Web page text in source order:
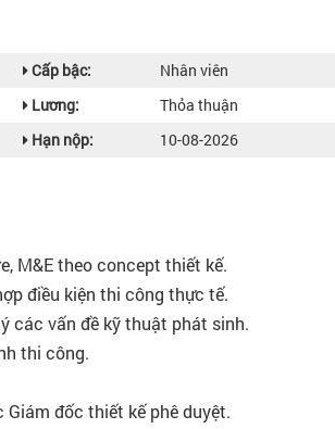
Cấp bậc:
Nhân viên
Lương:
Thỏa thuận
Hạn nộp:
10-08-2026
M&E theo concept thiết kế.
điều kiện thi công thực tế.
các vấn đề kỹ thuật phát sinh.
thi công.
đốc thiết kế phê duyệt.